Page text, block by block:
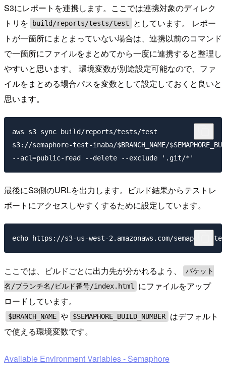
S3にレポートを連携します。ここでは連携対象のディレク
トリを
build/reports/tests/test
としています。 レポー
トが一箇所にまとまっていない場合は、連携以前のコマンド
で一箇所にファイルをまとめてから一度に連携すると整理し
やすいと思います。 環境変数が別途設定可能なので、ファ
イルをまとめる場合パスを変数として設定しておくと良いと
思います。
aws s3 sync build/reports/tests/test
s3://semaphore-test-inaba/$BRANCH_NAME/
最後にS3側のURLを出力します。ビルド結果からテストレ
ポートにアクセスしやすくするために設定しています。
ここでは、ビルドごとに出力先が分かれるよう、
バケット
名/ブランチ名/ビルド番号/index.html
にファイルをアップ
ロードしています。
$BRANCH_NAME や $SEMAPHORE_BUILD_NUMBER
はデフォルト
で使える環境変数です。
Available Environment Variables - Semaphore